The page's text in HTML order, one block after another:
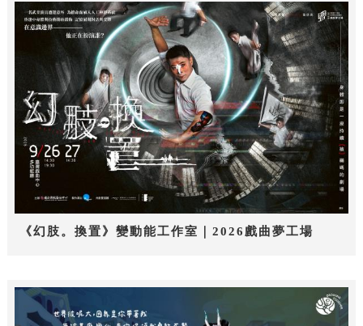
《幻肢。換置》變動能工作室｜2026戲曲夢工場